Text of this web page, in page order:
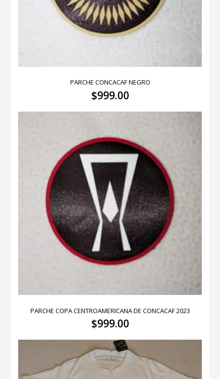
PARCHE CONCACAF NEGRO
$999.00
PARCHE COPA CENTROAMERICANA DE CONCACAF 2023
$999.00